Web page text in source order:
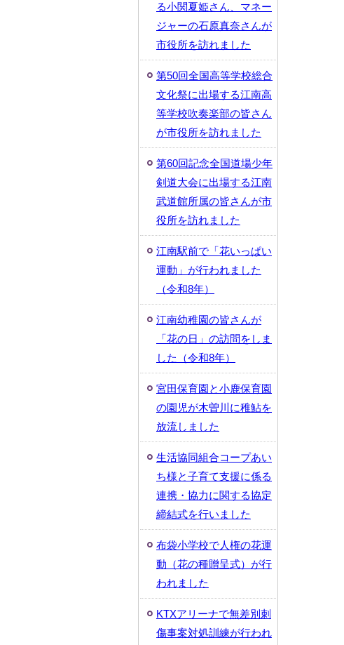
る小関夏姫さん、マネー
ジャーの石原真奈さんが
市役所を訪れました
第50回全国高等学校総合
文化祭に出場する江南高
等学校吹奏楽部の皆さん
が市役所を訪れました
第60回記念全国道場少年
剣道大会に出場する江南
武道館所属の皆さんが市
役所を訪れました
江南駅前で「花いっぱい
運動」が行われました
（令和8年）
江南幼稚園の皆さんが
「花の日」の訪問をしま
した（令和8年）
宮田保育園と小鹿保育園
の園児が木曽川に稚鮎を
放流しました
生活協同組合コープあい
ち様と子育て支援に係る
連携・協力に関する協定
締結式を行いました
布袋小学校で人権の花運
動（花の種贈呈式）が行
われました
KTXアリーナで無差別刺
傷事案対処訓練が行われ